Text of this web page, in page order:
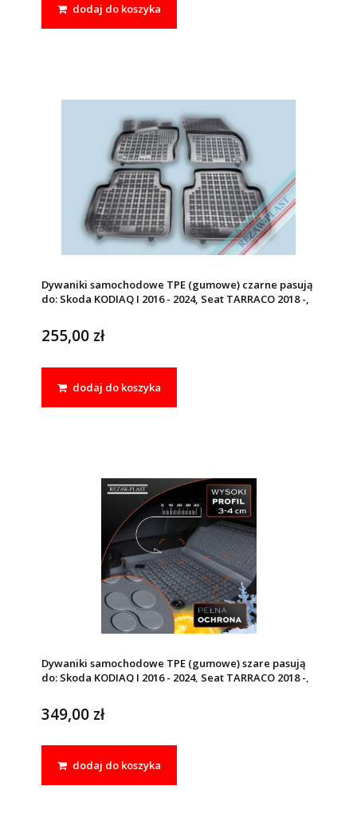
dodaj do koszyka
Dywaniki samochodowe TPE (gumowe) czarne pasują
do: Skoda KODIAQ I 2016 - 2024, Seat TARRACO 2018 -,
255,00 zł
dodaj do koszyka
Dywaniki samochodowe TPE (gumowe) szare pasują
do: Skoda KODIAQ I 2016 - 2024, Seat TARRACO 2018 -,
349,00 zł
dodaj do koszyka